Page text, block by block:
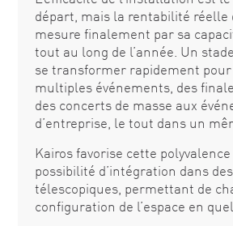
départ, mais la rentabilité réelle
mesure finalement par sa
tout au long de l’année. Un
se transformer rapidement
multiples événements, des
des concerts de masse aux
d’entreprise, le tout dans un
Kairos favorise cette
possibilité d’intégration dans
télescopiques, permettant de
configuration de l’espace en